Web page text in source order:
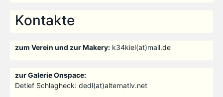
Kontakte
zum Verein und zur Makery:k34kiel(at)mail.de
zur Galerie Onspace:
Detlef Schlagheck: dedl(at)alternativ.net